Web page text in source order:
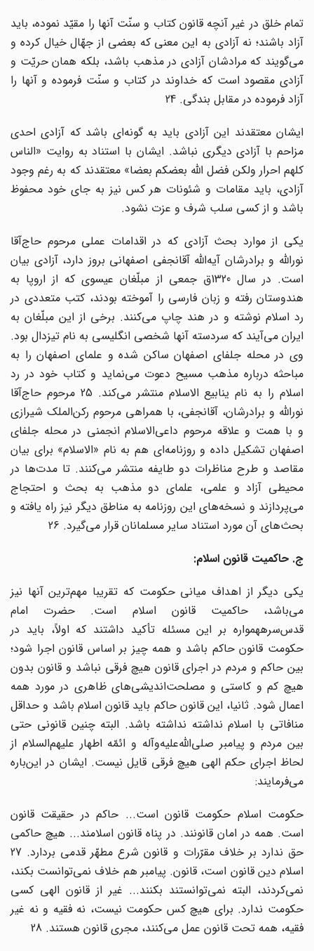
تمام خلق در غیر آنچه قانون کتاب و سنّت آنها را مقیّد نموده، باید
آزاد باشند؛ نه آزادی به این معنی که بعضی از جهّال خیال کرده و
می‌گویند که مرادشان آزادی در مذهب باشد، بلکه همان حریّت و
آزادی مقصود است که خداوند در کتاب و سنّت فرموده و آنها را
آزاد فرموده در مقابل بندگی. 24
ایشان معتقدند این آزادی باید به گونه‌ای باشد که آزادی احدی
مزاحم با آزادی دیگری نباشد. ایشان با استناد به روایت «الناس
کلهم احرار ولکن فضل الله بعضکم بعضا» معتقدند که به رغم وجود
آزادی، باید مقامات و شئونات هر کس نیز به جای خود محفوظ
باشد و از کسی سلب شرف و عزت نشود.
یکی از موارد بحث آزادی که در اقدامات عملی مرحوم حاج‌آقا
نوراللّه و برادرشان آیه‌اللّه آقانجفی اصفهانی بروز دارد، آزادی بیان
است. در سال 1320ق جمعی از مبلّغان عیسوی که از اروپا به
هندوستان رفته و زبان فارسی را آموخته بودند، کتب متعددی در
رد اسلام نوشته و در هند چاپ می‌کنند. برخی از این مبلّغان به
ایران می‌آیند که سردسته آنها شخصی انگلیسی به نام تیزدال بود.
وی در محله جلفای اصفهان ساکن شده و علمای اصفهان را به
مباحثه درباره مذهب مسیح دعوت می‌نماید و کتاب خود در رد
اسلام را به نام ینابیع الاسلام منتشر می‌کند. 25 مرحوم حاج‌آقا
نوراللّه و برادرشان، آقانجفی، با همراهی مرحوم رکن‌الملک شیرازی
و با همت و علاقه مرحوم داعی‌الاسلام انجمنی در محله جلفای
اصفهان تشکیل داده و روزنامه‌ای هم به نام «الاسلام» برای بیان
مقاصد و طرح مناظرات دو طایفه منتشر می‌کنند. تا مدت‌ها در
محیطی آزاد و علمی، علمای دو مذهب به بحث و احتجاج
می‌پردازند و نسخه‌های این روزنامه به مناطق دیگر نیز راه یافته و
بحث‌های آن مورد استناد سایر مسلمانان قرار می‌گیرد. 26
ج. حاکمیت قانون اسلام:
یکی دیگر از اهداف میانی حکومت که تقریبا مهم‌ترین آنها نیز
می‌باشد، حاکمیت قانون اسلام است. حضرت امام
قدس‌سرههمواره بر این مسئله تأکید داشتند که اولاً، باید در
حکومت قانون حاکم باشد و همه چیز بر اساس قانون اجرا شود؛
بین حاکم و مردم در اجرای قانون هیچ فرقی نباشد و قانون بدون
هیچ کم و کاستی و مصلحت‌اندیشی‌های ظاهری در مورد همه
اعمال شود. ثانیا، این قانون حاکم باید قانون اسلام باشد و حداقل
منافاتی با اسلام نداشته نداشته باشد. البته چنین قانونی حتی
بین مردم و پیامبر صلی‌الله‌علیه‌و‌آله و ائمّه اطهار علیهم‌السلام از
لحاظ اجرای حکم الهی هیچ فرقی قایل نیست. ایشان در این‌باره
می‌فرمایند:
حکومت اسلام حکومت قانون است... حاکم در حقیقت قانون
است. همه در امان قانونند. در پناه قانون اسلامند... هیچ حاکمی
حق ندارد بر خلاف مقرّرات و قانون شرع مطهّر قدمی بردارد. 27
اسلام دین قانون است، قانون. پیامبر هم خلاف نمی‌توانست بکند،
نمی‌کردند، البته نمی‌توانستند بکنند... غیر از قانون الهی کسی
حکومت ندارد. برای هیچ کس حکومت نیست، نه فقیه و نه غیر
فقیه، همه تحت قانون عمل می‌کنند، مجری قانون هستند. 28